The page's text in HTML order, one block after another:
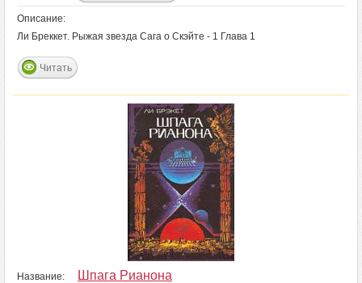
Описание:
Ли Бреккет. Рыжая звезда Сага о Скэйте - 1 Глава 1
Читать
Название: Шпага Рианона